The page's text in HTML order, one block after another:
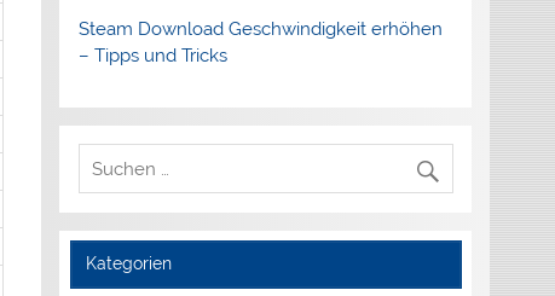
Steam Download Geschwindigkeit erhöhen
– Tipps und Tricks
Kategorien